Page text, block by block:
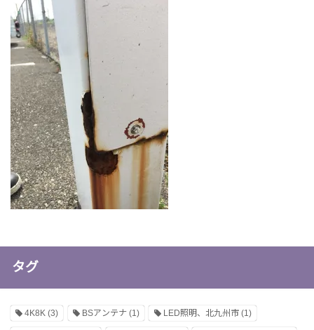
タグ
4K8K (3) BSアンテナ(1) LED照明、北九州市(1)